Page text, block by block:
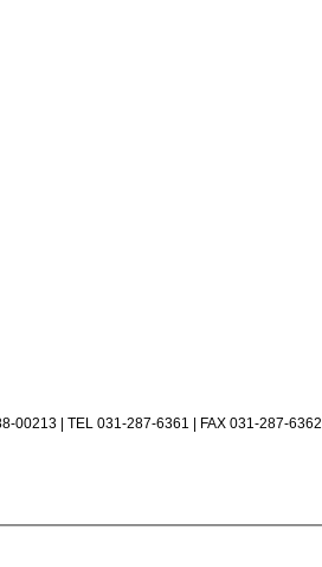
00213 | TEL 031-287-6361 | FAX 031-287-6362